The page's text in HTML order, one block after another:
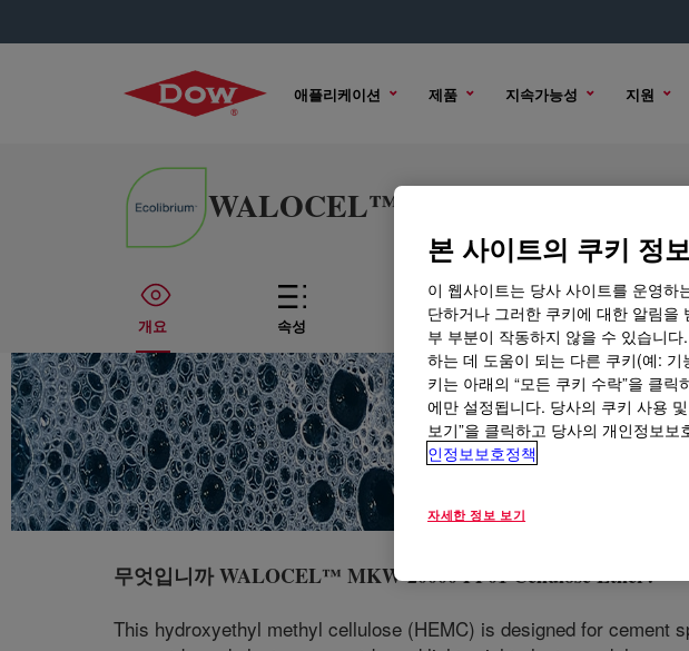
애플리케이션 제품 지속가능성 지원
WALOCEL™ MKW 20000 PP01
개요 속성 기술적인 내용 샘플 옵션
무엇입니까WALOCEL™ MKW 20000 PP01 Cellulose Ether?
This hydroxyethyl methyl cellulose (HEMC) is designed for cement
본 사이트의 쿠키 정
이 웹사이트는 당사 사이트를 운영
단하거나 그러한 쿠키에 대한 알림을
부 부분이 작동하지 않을 수 있습니
하는 데 도움이 되는 다른 쿠키(예:
키는 아래의 “모든 쿠키 수락”을 클
에만 설정됩니다. 당사의 쿠키 사용
보기”을 클릭하고 당사의 개인정보
인정보보호정책
자세한 정보 보기